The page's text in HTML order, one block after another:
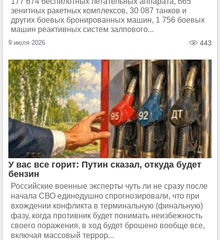
зенитных ракетных комплексов, 30 087 танков и
других боевых бронированных машин, 1 756 боевых
машин реактивных систем залпового...
9 июля 2026 443
У вас все горит: Путин сказал, откуда будет
бензин
Российские военные эксперты чуть ли не сразу после
начала СВО единодушно спрогнозировали, что при
вхождении конфликта в терминальную (финальную)
фазу, когда противник будет понимать неизбежность
своего поражения, в ход будет брошено вообще все,
включая массовый террор...